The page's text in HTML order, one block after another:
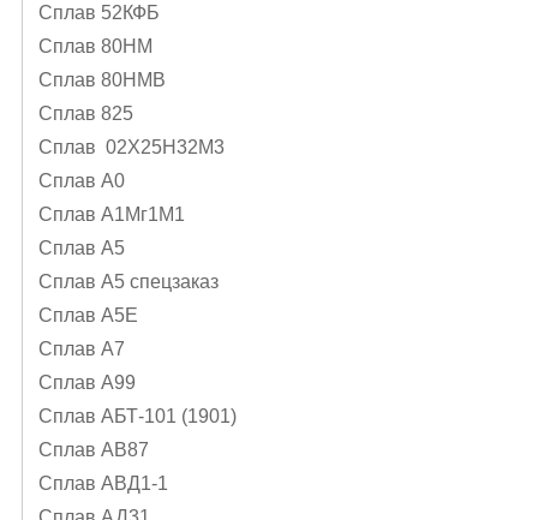
Сплав 52КФБ
Сплав 80НМ
Сплав 80НМВ
Сплав 825
Сплав 02Х25Н32М3
Сплав А0
Сплав А1Mг1M1
Сплав А5
Сплав А5 спецзаказ
Сплав А5Е
Сплав А7
Сплав А99
Сплав АБТ-101 (1901)
Сплав АВ87
Сплав АВД1-1